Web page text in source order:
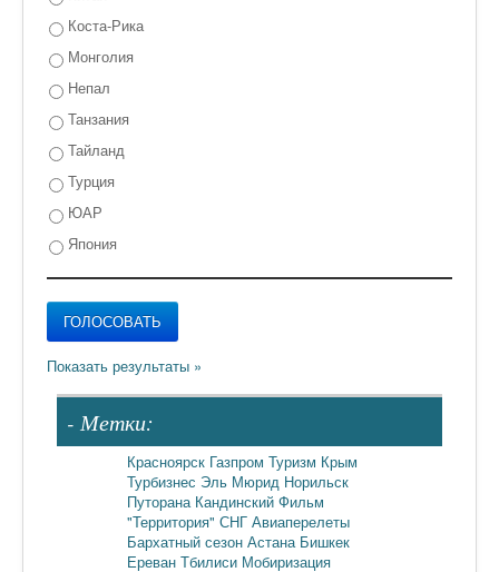
Коста-Рика
Монголия
Непал
Танзания
Тайланд
Турция
ЮАР
Япония
- Метки:
Красноярск Газпром Туризм Крым
Турбизнес Эль Мюрид Норильск
Путорана Кандинский Фильм
"Территория" СНГ Авиаперелеты
Бархатный сезон Астана Бишкек
Ереван Тбилиси Мобиризация